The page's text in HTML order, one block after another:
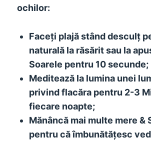
ochilor:
Faceți plajă stând desculț
naturală la răsărit sau la
Soarele pentru 10 secunde;
Meditează la lumina unei
privind flacăra pentru 2-3
fiecare noapte;
Mănâncă mai multe mere &
pentru că îmbunătățesc